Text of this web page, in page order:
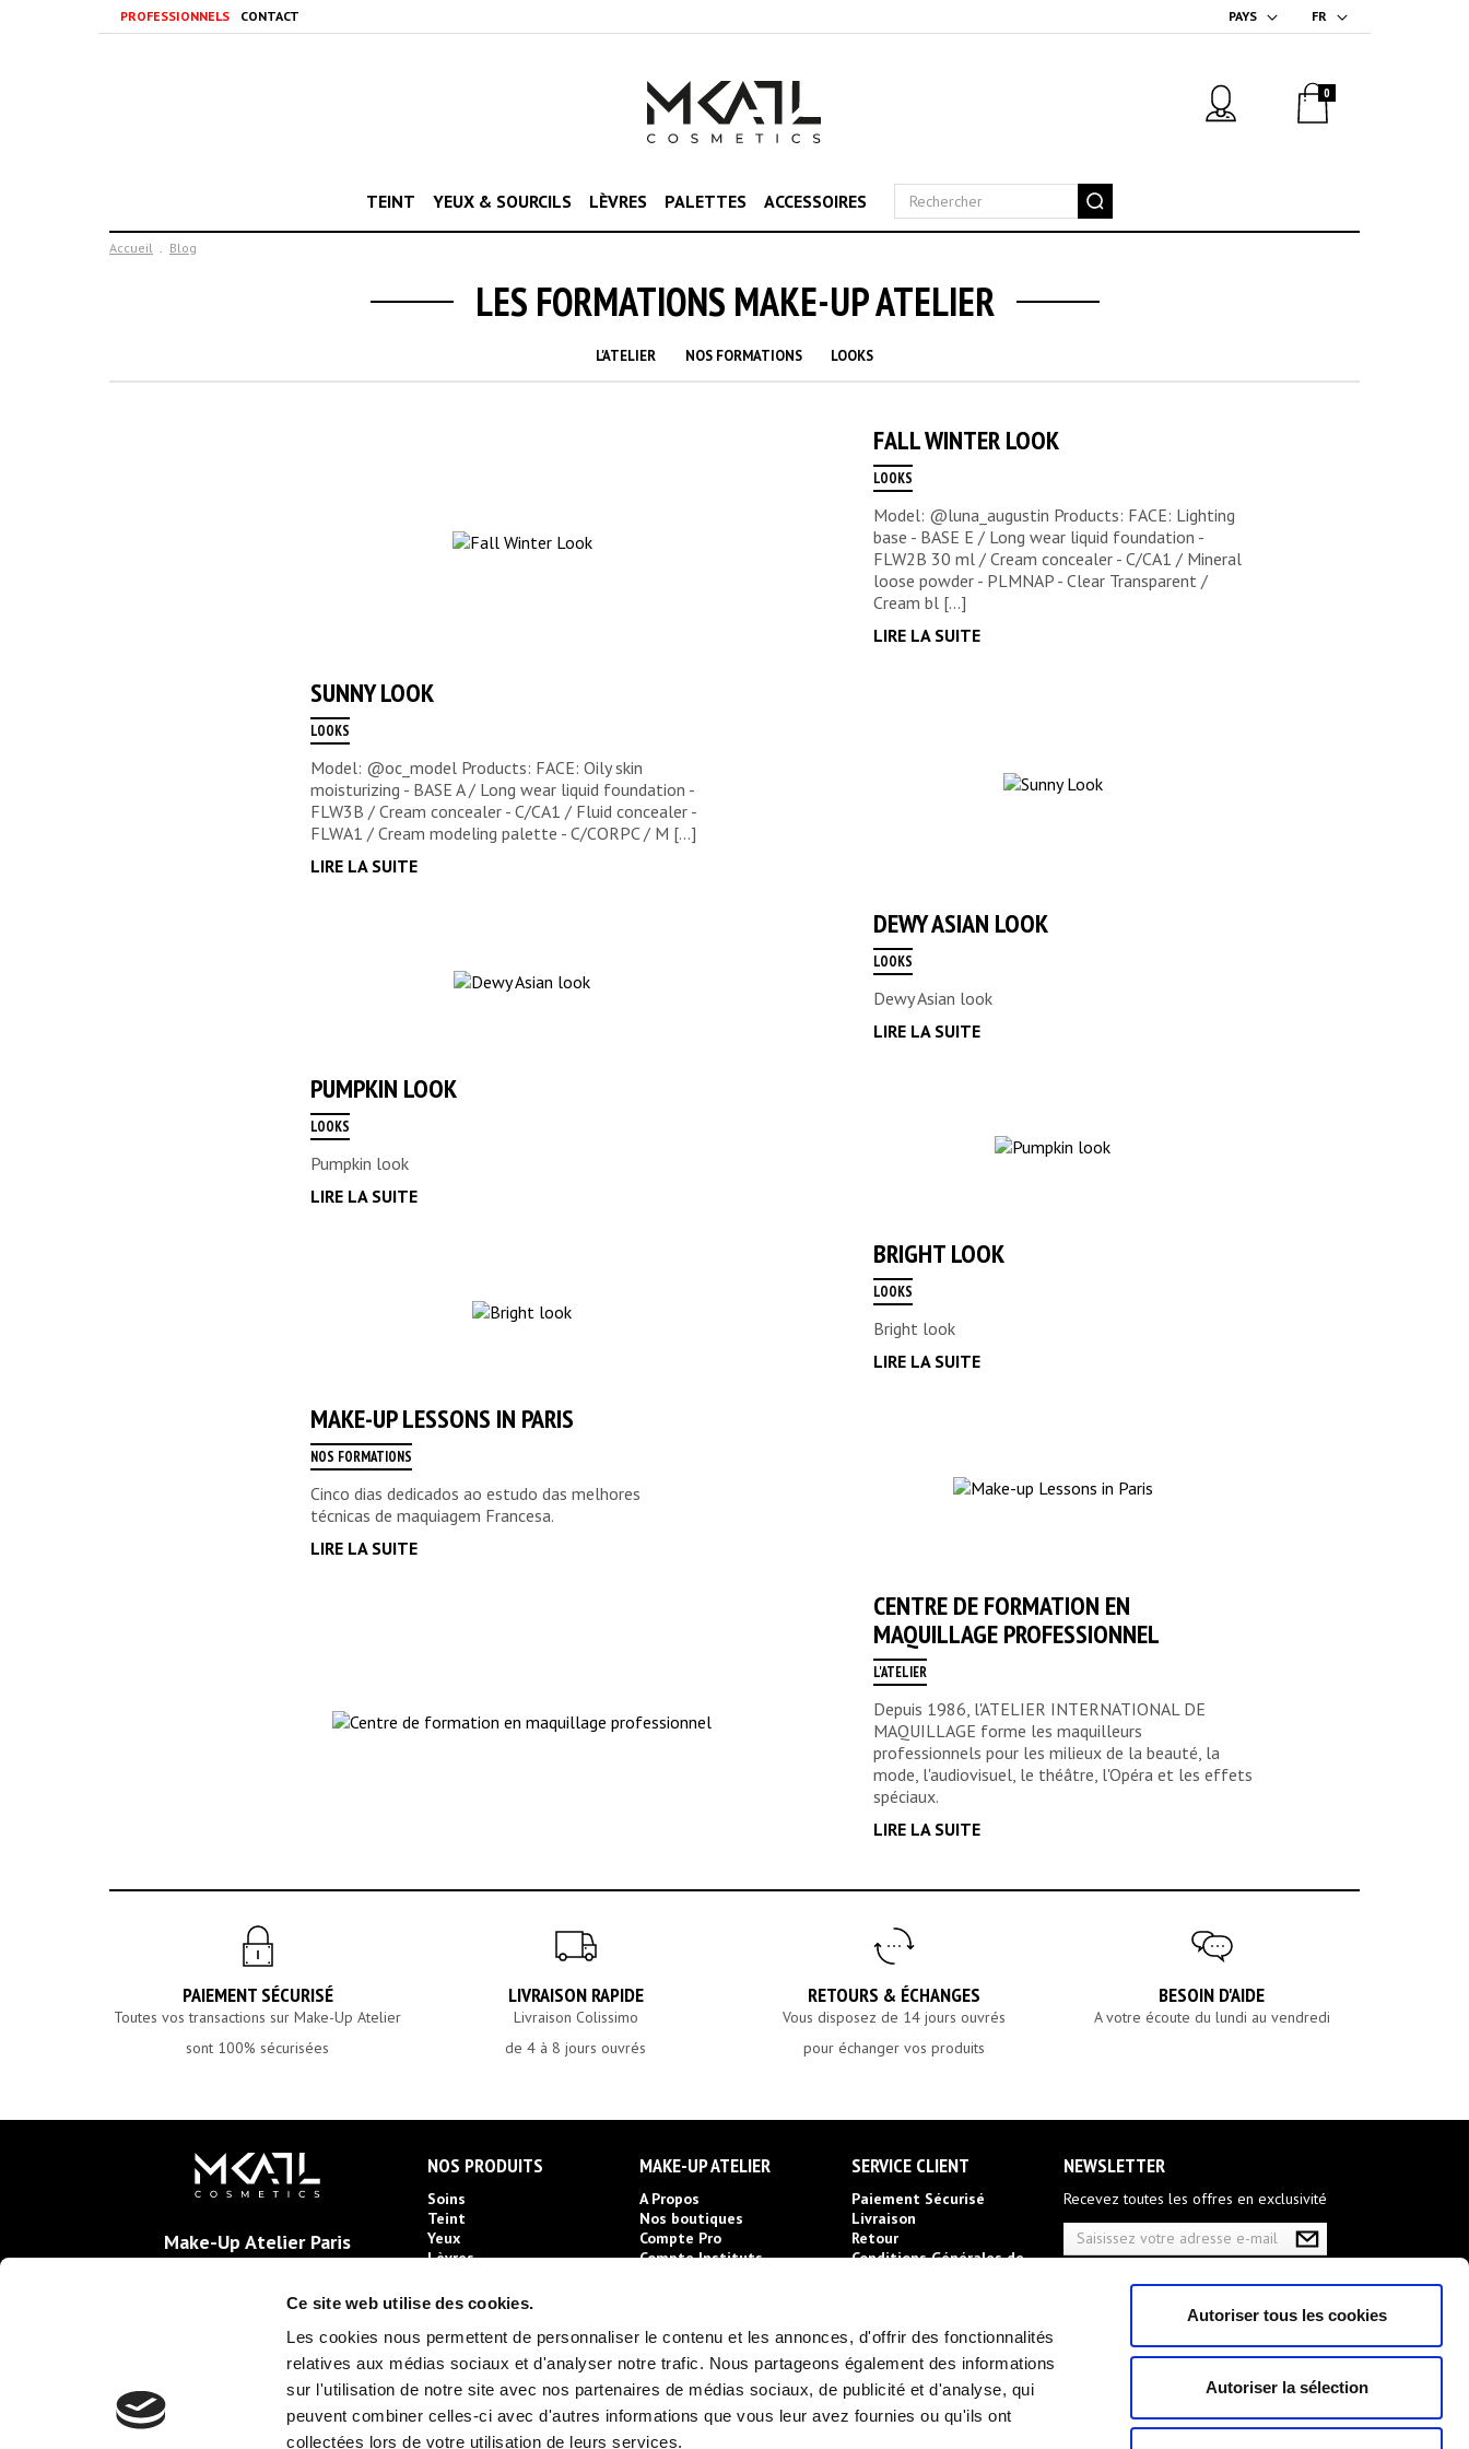
Ce site web utilise des cookies.
Les cookies nous permettent de personnaliser le contenu et les annonces, d'offrir des fonctionnalités
relatives aux médias sociaux et d'analyser notre trafic. Nous partageons également des informations
sur l'utilisation de notre site avec nos partenaires de médias sociaux, de publicité et d'analyse, qui
peuvent combiner celles-ci avec d'autres informations que vous leur avez fournies ou qu'ils ont
collectées lors de votre utilisation de leurs services.
Autoriser tous les cookies
Autoriser la sélection
PROFESSIONNELS CONTACT PAYS FR
0
TEINT YEUX & SOURCILS LÈVRES PALETTES ACCESSOIRES
Accueil Blog
LES FORMATIONS MAKE-UP ATELIER
L'ATELIER NOS FORMATIONS LOOKS
FALL WINTER LOOK
LOOKS
Model: @luna_augustin Products: FACE: Lighting
base - BASE E / Long wear liquid foundation -
FLW2B 30 ml / Cream concealer - C/CA1 / Mineral
loose powder - PLMNAP - Clear Transparent /
Cream bl [...]
LIRE LA SUITE
SUNNY LOOK
LOOKS
Model: @oc_model Products: FACE: Oily skin
moisturizing - BASE A / Long wear liquid foundation -
FLW3B / Cream concealer - C/CA1 / Fluid concealer -
FLWA1 / Cream modeling palette - C/CORPC / M [...]
LIRE LA SUITE
DEWY ASIAN LOOK
LOOKS
Dewy Asian look
LIRE LA SUITE
PUMPKIN LOOK
LOOKS
Pumpkin look
LIRE LA SUITE
BRIGHT LOOK
LOOKS
Bright look
LIRE LA SUITE
MAKE-UP LESSONS IN PARIS
NOS FORMATIONS
Cinco dias dedicados ao estudo das melhores
técnicas de maquiagem Francesa.
LIRE LA SUITE
CENTRE DE FORMATION EN
MAQUILLAGE PROFESSIONNEL
L'ATELIER
Depuis 1986, l'ATELIER INTERNATIONAL DE
MAQUILLAGE forme les maquilleurs
professionnels pour les milieux de la beauté, la
mode, l'audiovisuel, le théâtre, l'Opéra et les effets
spéciaux.
LIRE LA SUITE
PAIEMENT SÉCURISÉ
Toutes vos transactions sur Make-Up Atelier
sont 100% sécurisées
LIVRAISON RAPIDE
Livraison Colissimo
de 4 à 8 jours ouvrés
RETOURS & ÉCHANGES
Vous disposez de 14 jours ouvrés
pour échanger vos produits
BESOIN D'AIDE
A votre écoute du lundi au vendredi
Make-Up Atelier Paris
22 Rue de Londres
NOS PRODUITS
Soins
Teint
Yeux
Lèvres
Accessoires
MAKE-UP ATELIER
A Propos
Nos boutiques
Compte Pro
Compte Instituts
SERVICE CLIENT
Paiement Sécurisé
Livraison
Retour
Conditions Générales de
Confidentialité
Politique de traitement
des cookies
Contactez-nous
Déclaration relative aux
NEWSLETTER
Recevez toutes les offres en exclusivité